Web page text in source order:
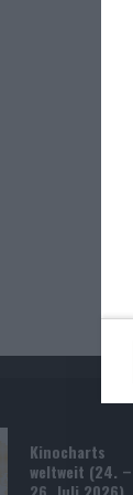
Kinocharts
weltweit (24. –